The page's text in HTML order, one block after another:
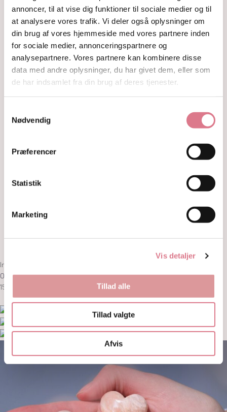
annoncer, til at vise dig funktioner til sociale medier og til
at analysere vores trafik. Vi deler også oplysninger om
din brug af vores hjemmeside med vores partnere inden
for sociale medier, annonceringspartnere og
analysepartnere. Vores partnere kan kombinere disse
data med andre oplysninger, du har givet dem, eller som
de har indsamlet fra din brug af deres tjenester.
Nødvendig
Præferencer
Statistik
Marketing
Vis detaljer
Tillad alle
Tillad valgte
Afvis
Krystaller opdelt efter farve
Hvide og farveløse krystaller
Lilla og lavendel krystaller
Blå og indigo krystaller
Pink og fersken krystaller
Gule og guld krystaller
Røde, orange og kobber krystaller
Sorte, brune og grå krystaller
Armbånd
Øreringe
Skåle og fade
Guides
Ingen produkter i kurven
0,00kr. 0 Kurv
15% på første ordre! med koden: welcome15